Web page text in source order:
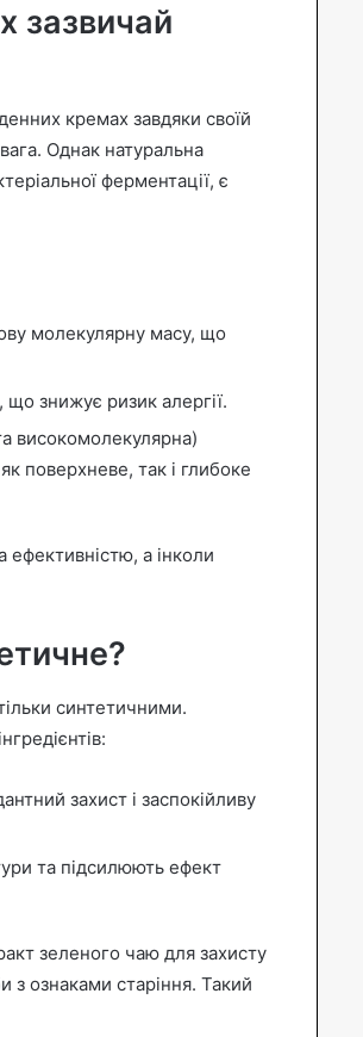
зазвичай
кремах завдяки своїй
Однак натуральна
ферментації, є
молекулярну масу, що
знижує ризик алергії.
високомолекулярна)
поверхневе, так і глибоке
ефективністю, а інколи
синтетичними.
захист і заспокійливу
та підсилюють ефект
зеленого чаю для захисту
з ознаками старіння. Такий